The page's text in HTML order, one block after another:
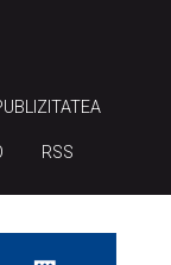
RSS